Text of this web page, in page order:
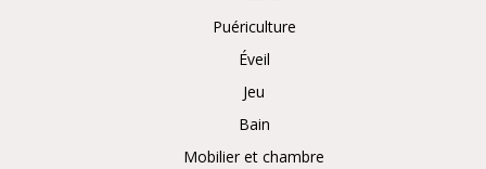
Puériculture
Éveil
Jeu
Bain
Mobilier et chambre